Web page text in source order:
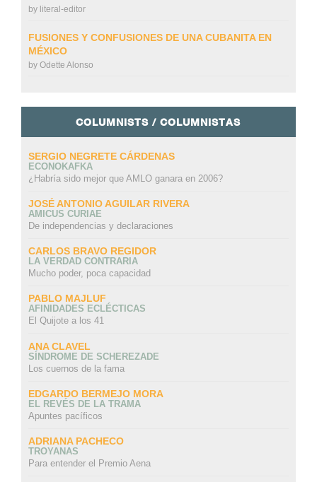
by literal-editor
FUSIONES Y CONFUSIONES DE UNA CUBANITA EN
MÉXICO
by Odette Alonso
COLUMNISTS / COLUMNISTAS
SERGIO NEGRETE CÁRDENAS
ECONOKAFKA
¿Habría sido mejor que AMLO ganara en 2006?
JOSÉ ANTONIO AGUILAR RIVERA
AMICUS CURIAE
De independencias y declaraciones
CARLOS BRAVO REGIDOR
LA VERDAD CONTRARIA
Mucho poder, poca capacidad
PABLO MAJLUF
AFINIDADES ECLÉCTICAS
El Quijote a los 41
ANA CLAVEL
SÍNDROME DE SCHEREZADE
Los cuernos de la fama
EDGARDO BERMEJO MORA
EL REVÉS DE LA TRAMA
Apuntes pacíficos
ADRIANA PACHECO
TROYANAS
Para entender el Premio Aena